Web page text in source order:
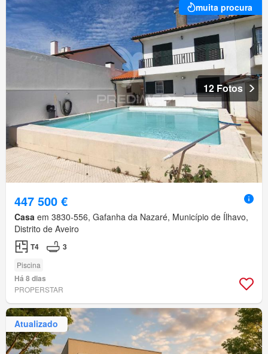
muita procura
12 Fotos
447 500 €
Casa em 3830-556, Gafanha da Nazaré, Município de Ílhavo,
Distrito de Aveiro
T4 3
Piscina
Há 8 dias
PROPERSTAR
Atualizado